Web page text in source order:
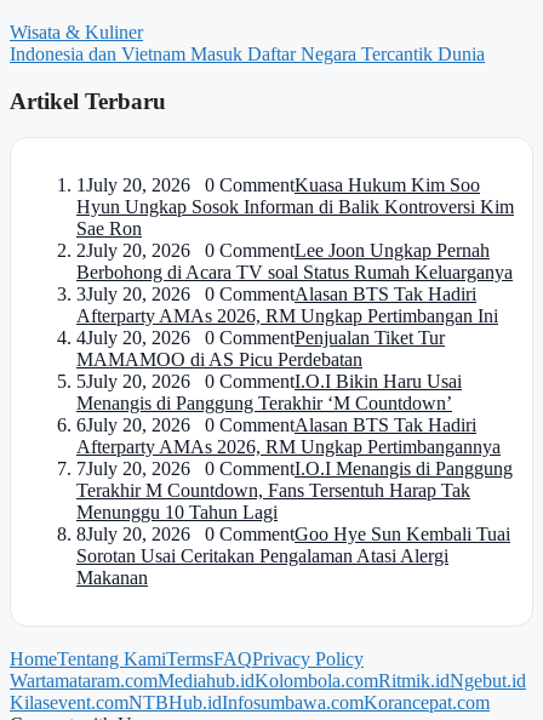
Wisata & Kuliner
Indonesia dan Vietnam Masuk Daftar Negara Tercantik Dunia
Artikel Terbaru
1July 20, 2026 0 CommentKuasa Hukum Kim Soo
Hyun Ungkap Sosok Informan di Balik Kontroversi Kim
Sae Ron
2July 20, 2026 0 CommentLee Joon Ungkap Pernah
Berbohong di Acara TV soal Status Rumah Keluarganya
3July 20, 2026 0 CommentAlasan BTS Tak Hadiri
Afterparty AMAs 2026, RM Ungkap Pertimbangan Ini
4July 20, 2026 0 CommentPenjualan Tiket Tur
MAMAMOO di AS Picu Perdebatan
5July 20, 2026 0 CommentI.O.I Bikin Haru Usai
Menangis di Panggung Terakhir ‘M Countdown’
6July 20, 2026 0 CommentAlasan BTS Tak Hadiri
Afterparty AMAs 2026, RM Ungkap Pertimbangannya
7July 20, 2026 0 CommentI.O.I Menangis di Panggung
Terakhir M Countdown, Fans Tersentuh Harap Tak
Menunggu 10 Tahun Lagi
8July 20, 2026 0 CommentGoo Hye Sun Kembali Tuai
Sorotan Usai Ceritakan Pengalaman Atasi Alergi
Makanan
HomeTentang KamiTermsFAQPrivacy Policy
Wartamataram.comMediahub.idKolombola.comRitmik.idNgebut.id
Kilasevent.comNTBHub.idInfosumbawa.comKorancepat.com